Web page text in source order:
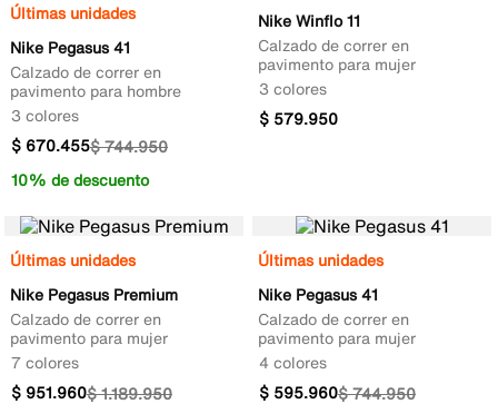
Últimas unidades
Nike Pegasus 41
Calzado de correr en
pavimento para hombre
3 colores
$744.950
$ 670.455
10% de descuento
Nike Winflo 11
Calzado de correr en
pavimento para mujer
3 colores
$ 579.950
Últimas unidades
Nike Pegasus Premium
Calzado de correr en
pavimento para mujer
7 colores
$1.189.950
$ 951.960
Últimas unidades
Nike Pegasus 41
Calzado de correr en
pavimento para mujer
4 colores
$744.950
$ 595.960